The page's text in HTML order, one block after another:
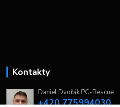
Kontakty
Daniel Dvořák PC-Rescue
+420 775994030